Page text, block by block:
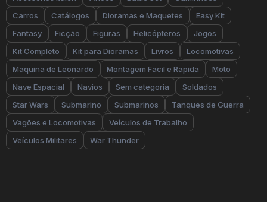
Carros
Catálogos Dioramas e Maquetes
Easy Kit
Fantasy
Ficção Figuras Helicópteros
Jogos
Kit Completo
Kit para Dioramas Livros
Locomotivas
Maquina de Leonardo
Montagem Facil e Rapida
Moto
Nave Espacial
Navios Sem categoria
Soldados
Star Wars
Submarino Submarinos
Tanques de Guerra
Vagões e Locomotivas
Veículos de Trabalho
Veículos Militares
War Thunder